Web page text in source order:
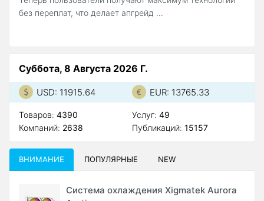
без переплат, что делает апгрейд ...
Суббота, 8 Августа 2026 Г.
USD: 11915.64 EUR: 13765.33
Товаров: 4390
Компаний: 2638
Услуг: 49
Публикаций: 15157
ВНИМАНИЕ ПОПУЛЯРНЫЕ NEW
Система охлаждения Xigmatek Aurora